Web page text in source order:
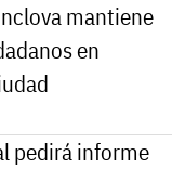
mantiene
en
pedirá informe